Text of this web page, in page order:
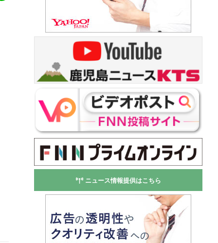
ニュース情報提供はこちら